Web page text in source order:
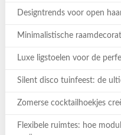
Designtrends voor open
Minimalistische
Luxe ligstoelen voor de
Silent disco tuinfeest: de
Zomerse cocktailhoekjes
Flexibele ruimtes: hoe